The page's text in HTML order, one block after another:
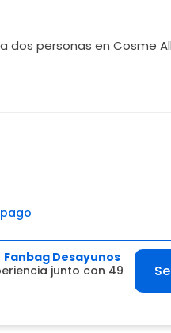
dos personas en Cosme
Fanbag Desayunos
junto con 49